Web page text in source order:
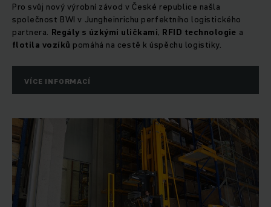
Pro svůj nový výrobní závod v České republice našla
společnost BWI v Jungheinrichu perfektního logistického
partnera. Regály s úzkými uličkami, RFID technologie a
flotila vozíků pomáhá na cestě k úspěchu logistiky.
VÍCE INFORMACÍ